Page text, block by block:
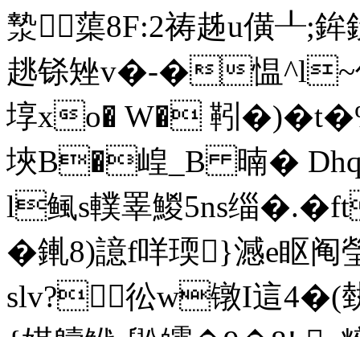
漐蕖8F:2祷趀u僙┸;
趒铩矬v�-�愠^l~
埻xo� W� 靷
埉B�崲 _Β 暔�
l鲺s轐睪鯼5ns缁�.�
�錷8)譩f咩瑌}澸e眍
slv?彸w镦I這4�(